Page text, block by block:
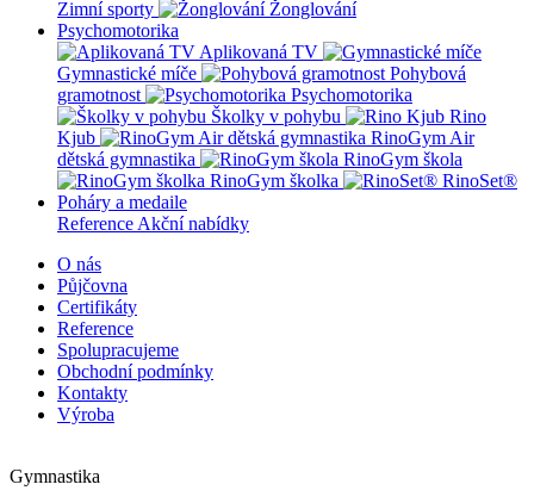
Zimní sporty
Žonglování
Psychomotorika
Aplikovaná TV
Gymnastické míče
Pohybová
gramotnost
Psychomotorika
Školky v pohybu
Rino
Kjub
RinoGym Air
dětská gymnastika
RinoGym škola
RinoGym školka
RinoSet®
Poháry a medaile
Reference Akční nabídky
O nás
Půjčovna
Certifikáty
Reference
Spolupracujeme
Obchodní podmínky
Kontakty
Výroba
Gymnastika